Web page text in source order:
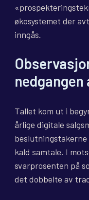
økosystemet der
inngås.
Tallet kom ut i
årlige digitale
beslutningstakerne
kald samtale. I
svarprosenten på
det dobbelte av